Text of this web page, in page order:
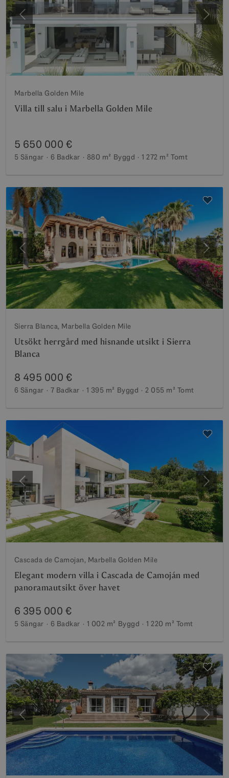
Föregående Nästa
Marbella Golden Mile
Villa till salu i Marbella Golden Mile
5 650 000 €
5 Sängar 6 Badkar 880 m² Byggd 1 272 m² Tomt
Föregående Nästa
Sierra Blanca, Marbella Golden Mile
Utsökt herrgård med hisnande utsikt i Sierra
Blanca
8 495 000 €
6 Sängar 7 Badkar 1 395 m² Byggd 2 055 m² Tomt
Föregående Nästa
Cascada de Camojan, Marbella Golden Mile
Elegant modern villa i Cascada de Camoján med
panoramautsikt över havet
6 395 000 €
5 Sängar 6 Badkar 1 002 m² Byggd 1 220 m² Tomt
Föregående Nästa